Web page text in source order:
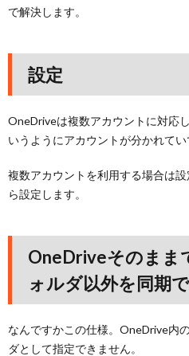
で解決します。
設定
OneDriveは複数アカウントに対応
いうようにアカウントが分かれてい
複数アカウントを利用する場合は
ら設定します。
OneDriveそのまま
ォルダ以外を同期
なんですかこの仕様。OneDrive内
ダとして指定できません。